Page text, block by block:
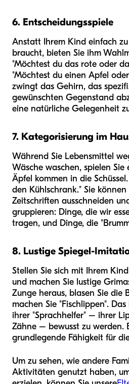
6. Entscheidungsspiele
Anstatt Ihrem Kind einfach
braucht, bieten Sie ihm
"Möchtest du das rote oder
"Möchtest du einen Apfel
zwingt das Gehirn, das
gewünschten Gegenstand
eine natürliche Gelegenheit
7. Kategorisierung im
Während Sie Lebensmittel
Wäsche waschen, spielen Sie
Äpfel kommen in die
den Kühlschrank." Sie
Zeitschriften ausschneiden
gruppieren: Dinge, die wir
tragen, und Dinge, die
8. Lustige Spiegel-
Stellen Sie sich mit Ihrem
und machen Sie lustige
Zunge heraus, blasen Sie die
machen Sie "Fischlippen".
ihrer "Sprachhelfer" – ihrer
Zähne – bewusst zu werden.
grundlegende Fähigkeit für
Um zu sehen, wie andere
Aktivitäten genutzt haben,